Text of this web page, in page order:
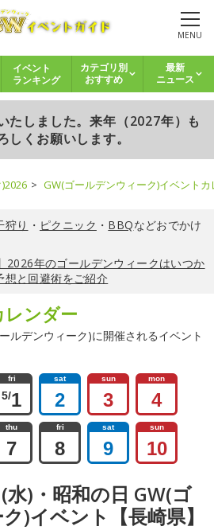
MENU
イベント
ランキング
カテゴリ別
おすすめ
最新
ニュース
たしました。来年（2027年）も
しくお願いします。
GW(ゴールデンウィーク)イベント
狩り ・ ピクニック ・ BBQなどおでかけ
2026年のゴールデンウィークはいつか
想と回避術をご紹介
レンダー
ルデンウィーク)に開催されるイベント
fri
5/1
sat
2
sun
3
mon
4
thu
7
fri
8
sat
9
sun
10
)・昭和の日 GW(ゴ
)イベント【長崎県】